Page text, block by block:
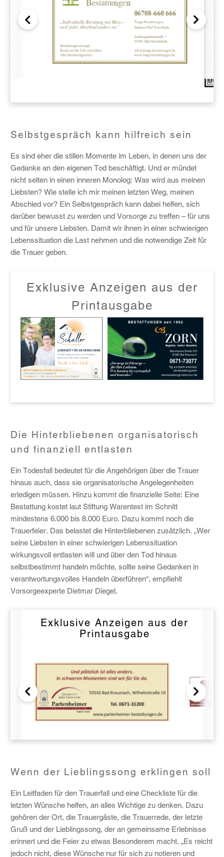
Selbstgespräch kann hilfreich sein
Es sind eher die stillen Momente im Leben, in denen uns der
Gedanke an den eigenen Tod beschäftigt. Und er mündet
nicht selten in einen inneren Monolog: Was wird aus meinen
Liebsten? Wie stelle ich mir meinen letzten Weg, meinen
Abschied vor? Ein Selbstgespräch kann dabei helfen, sich
darüber bewusst zu werden und Vorsorge zu treffen – für uns
und für unsere Liebsten. Damit wir ihnen in einer schwierigen
Lebenssituation die Last nehmen und die notwendige Zeit für
die Trauer geben.
Exklusive Anzeigen aus der
Printausgabe
Die Hinterbliebenen organisatorisch
und finanziell entlasten
Ein Todesfall bedeutet für die Angehörigen über die Trauer
hinaus auch, dass sie organisatorische Angelegenheiten
erledigen müssen. Hinzu kommt die finanzielle Seite: Eine
Bestattung kostet laut Stiftung Warentest im Schnitt
mindestens 6.000 bis 8.000 Euro. Dazu kommt noch die
Trauerfeier. Das belastet die Hinterbliebenen zusätzlich. „Wer
seine Liebsten in einer schwierigen Lebenssituation
wirkungsvoll entlasten will und über den Tod hinaus
selbstbestimmt handeln möchte, sollte seine Gedanken in
verantwortungsvolles Handeln überführen“, empfiehlt
Vorsorgeexperte Dietmar Diegel.
Exklusive Anzeigen aus der
Printausgabe
Wenn der Lieblingssong erklingen soll
Ein Leitfaden für den Trauerfall und eine Checkliste für die
letzten Wünsche helfen, an alles Wichtige zu denken. Dazu
gehören der Ort, die Trauergäste, die Trauerrede, der letzte
Gruß und der Lieblingssong, der an gemeinsame Erlebnisse
erinnert und die Feier zu etwas Besonderem macht. „Es reicht
jedoch nicht, diese Wünsche nur für sich zu notieren und